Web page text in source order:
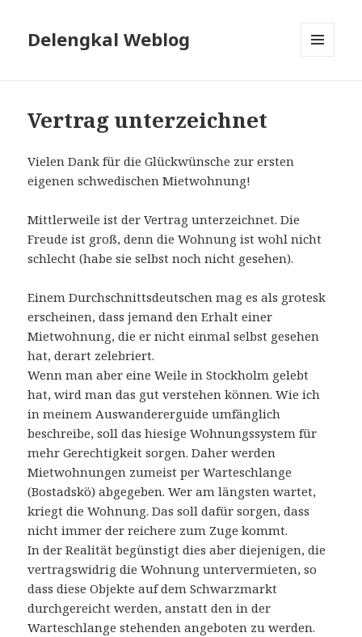
Delengkal Weblog
Vertrag unterzeichnet
Vielen Dank für die Glückwünsche zur ersten
eigenen schwedischen Mietwohnung!
Mittlerweile ist der Vertrag unterzeichnet. Die
Freude ist groß, denn die Wohnung ist wohl nicht
schlecht (habe sie selbst noch nicht gesehen).
Einem Durchschnittsdeutschen mag es als grotesk
erscheinen, dass jemand den Erhalt einer
Mietwohnung, die er nicht einmal selbst gesehen
hat, derart zelebriert.
Wenn man aber eine Weile in Stockholm gelebt
hat, wird man das gut verstehen können. Wie ich
in meinem Auswandererguide umfänglich
beschreibe, soll das hiesige Wohnungssystem für
mehr Gerechtigkeit sorgen. Daher werden
Mietwohnungen zumeist per Warteschlange
(Bostadskö) abgegeben. Wer am längsten wartet,
kriegt die Wohnung. Das soll dafür sorgen, dass
nicht immer der reichere zum Zuge kommt.
In der Realität begünstigt dies aber diejenigen, die
vertragswidrig die Wohnung untervermieten, so
dass diese Objekte auf dem Schwarzmarkt
durchgereicht werden, anstatt den in der
Warteschlange stehenden angeboten zu werden.